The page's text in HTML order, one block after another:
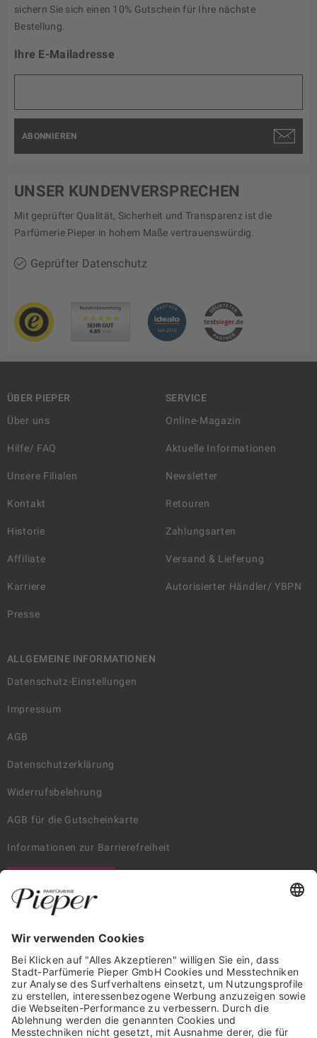
sichern Sie sich einen 10% Gutschein für Ihre nächste
Bestellung.
Ihre E-Mailadresse
ABONNIEREN
UNSER KUNDENVERSPRECHEN
Mit geprüfter Qualität, Sicherheit und Transparenz ist die
Parfümerie Pieper in hohem Maße vertrauenswürdig.
Geprüfter Datenschutz
ÜBER PIEPER
Über uns
Hilfe/ FAQ
Unsere Filialen
Kontakt
Historie
Affiliate
Karriere
Presse
SERVICE
Online-Magazin
Aktuelle Informationen
Newsletter
Retouren
Zahlungsarten
Versand & Lieferung
Autorisierter Händler/ YBPN
ALLGEMEINE INFORMATIONEN
Datenschutz-Einstellungen
Impressum
AGB
Datenschutzerklärung
Widerrufsbelehrung
AGB für die Gutscheinkarte
Informationen zur Barrierefreiheit